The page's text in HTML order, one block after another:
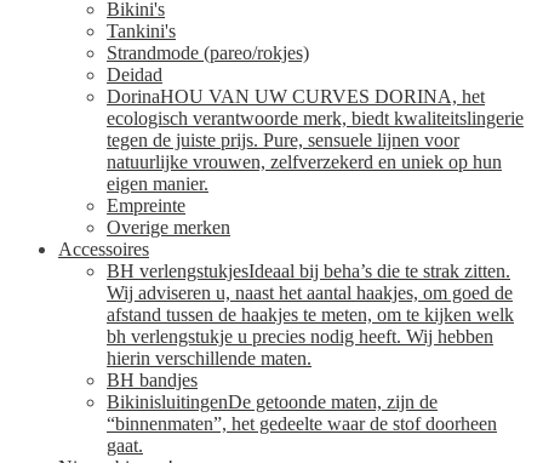
Bikini's
Tankini's
Strandmode (pareo/rokjes)
Deidad
DorinaHOU VAN UW CURVES DORINA, het
ecologisch verantwoorde merk, biedt kwaliteitslingerie
tegen de juiste prijs. Pure, sensuele lijnen voor
natuurlijke vrouwen, zelfverzekerd en uniek op hun
eigen manier.
Empreinte
Overige merken
Accessoires
BH verlengstukjesIdeaal bij beha’s die te strak zitten.
Wij adviseren u, naast het aantal haakjes, om goed de
afstand tussen de haakjes te meten, om te kijken welk
bh verlengstukje u precies nodig heeft. Wij hebben
hierin verschillende maten.
BH bandjes
BikinisluitingenDe getoonde maten, zijn de
“binnenmaten”, het gedeelte waar de stof doorheen
gaat.